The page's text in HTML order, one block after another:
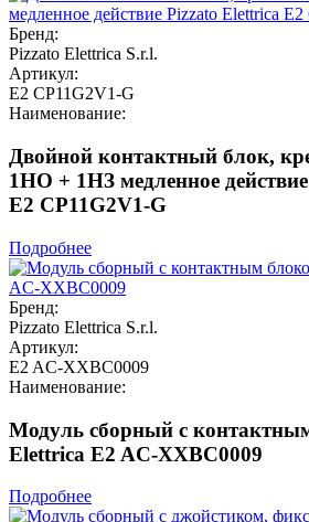
Бренд:
Pizzato Elettrica S.r.l.
Артикул:
E2 CP11G2V1-G
Наименование:
Двойной контактный блок,
1НО + 1НЗ медленное
E2 CP11G2V1-G
Подробнее
Бренд:
Pizzato Elettrica S.r.l.
Артикул:
E2 AC-XXBC0009
Наименование:
Модуль сборный с
Elettrica E2 AC-XXBC0009
Подробнее